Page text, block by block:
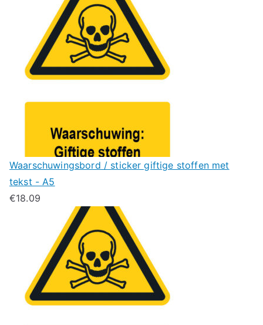
Waarschuwingsbord / sticker giftige stoffen met
tekst - A5
€18.09